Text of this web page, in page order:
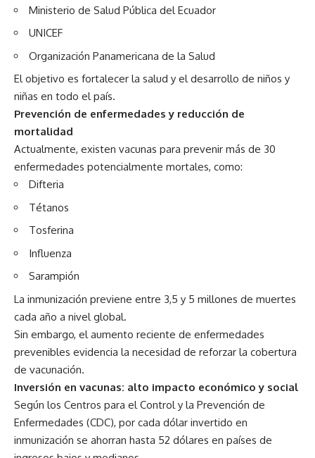
Ministerio de Salud Pública del Ecuador
UNICEF
Organización Panamericana de la Salud
El objetivo es fortalecer la salud y el desarrollo de niños y
niñas en todo el país.
Prevención de enfermedades y reducción de
mortalidad
Actualmente, existen vacunas para prevenir más de 30
enfermedades potencialmente mortales, como:
Difteria
Tétanos
Tosferina
Influenza
Sarampión
La inmunización previene entre 3,5 y 5 millones de muertes
cada año a nivel global.
Sin embargo, el aumento reciente de enfermedades
prevenibles evidencia la necesidad de reforzar la cobertura
de vacunación.
Inversión en vacunas: alto impacto económico y social
Según los Centros para el Control y la Prevención de
Enfermedades (CDC), por cada dólar invertido en
inmunización se ahorran hasta 52 dólares en países de